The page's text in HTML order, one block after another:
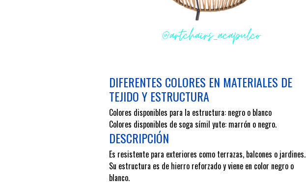
DIFERENTES COLORES EN MATERIALES DE
TEJIDO Y ESTRUCTURA
Colores disponibles para la estructura: negro o blanco
Colores disponibles de soga símil yute: marrón o negro.
DESCRIPCIÓN
Es resistente para exteriores como terrazas, balcones o jardines.
Su estructura es de hierro reforzado y viene en color negro o
blanco.